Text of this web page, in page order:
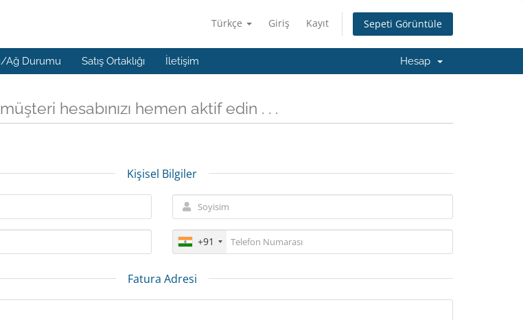
Türkçe Giriş Kayıt Sepeti Görüntüle
Ağ Durumu Satış Ortaklığı İletişim Hesap
hesabınızı hemen aktif edin . . .
Kişisel Bilgiler
+91
Fatura Adresi